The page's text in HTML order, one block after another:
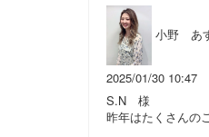
小野 あ
2025/01/30 10:47
S.N 様
昨年はたくさんの